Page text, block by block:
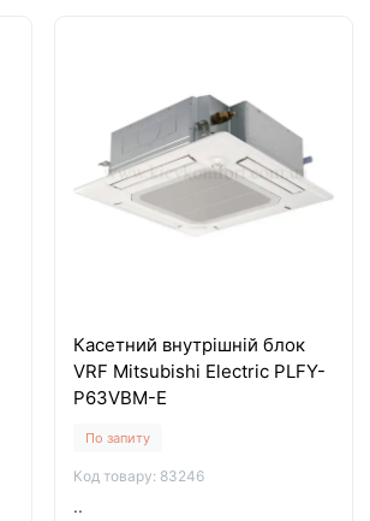
Касетний внутрішній блок
VRF Mitsubishi Electric PLFY-
P63VBM-E
По запиту
Код товару: 83246
..